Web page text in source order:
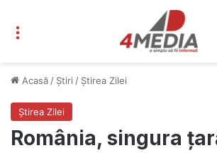
Acasă / Știri / Știrea Zilei
Știrea Zilei
România, singura